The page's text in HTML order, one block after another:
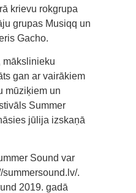
krievu rokgrupa
grupas Musiqq un
Gacho.
mākslinieku
gan ar vairākiem
mūziķiem un
Summer
jūlija izskaņā
Sound var
.
2019. gadā